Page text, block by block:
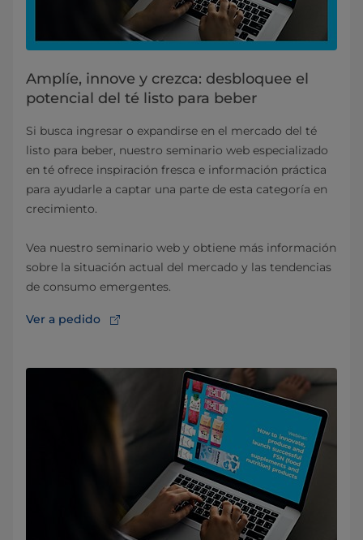
Amplíe, innove y crezca: desbloquee el
potencial del té listo para beber
Si busca ingresar o expandirse en el mercado del té
listo para beber, nuestro seminario web especializado
en té ofrece inspiración fresca e información práctica
para ayudarle a captar una parte de esta categoría en
crecimiento.
Vea nuestro seminario web y obtiene más información
sobre la situación actual del mercado y las tendencias
de consumo emergentes.
Ver a pedido